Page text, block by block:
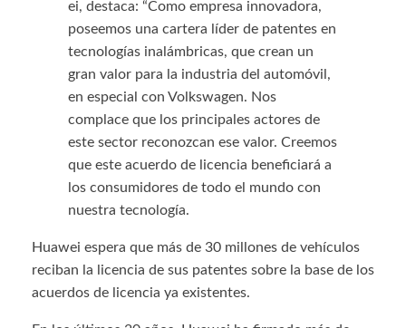
ei, destaca: “Como empresa innovadora,
poseemos una cartera líder de patentes en
tecnologías inalámbricas, que crean un
gran valor para la industria del automóvil,
en especial con Volkswagen. Nos
complace que los principales actores de
este sector reconozcan ese valor. Creemos
que este acuerdo de licencia beneficiará a
los consumidores de todo el mundo con
nuestra tecnología.
Huawei espera que más de 30 millones de vehículos
reciban la licencia de sus patentes sobre la base de los
acuerdos de licencia ya existentes.